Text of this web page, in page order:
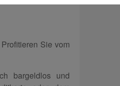
Sie vom
bargeldlos und